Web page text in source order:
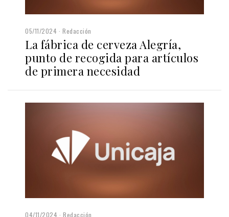
05/11/2024 Redacción
La fábrica de cerveza Alegría,
punto de recogida para artículos
de primera necesidad
04/11/2024 Redacción